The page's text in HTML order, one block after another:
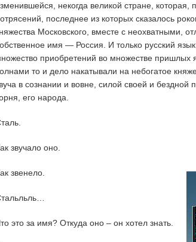
некогда великой стране,
последнее из которых сказалось
Московского, вместе с неохватными,
имя — Россия. И только русский
приобретений во множестве пришлых
то и дело накатывали на небогатое
в сознании и вовне, силой своей и
его народа.
звучало оно.
звенело.
это за имя? Откуда оно – он хотел знать.